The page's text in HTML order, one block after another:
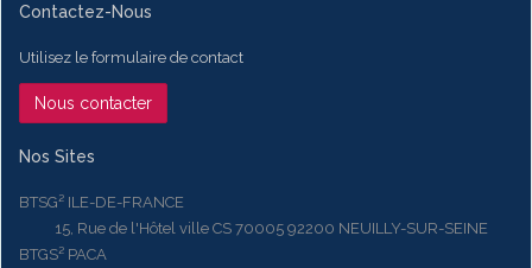
Contactez-Nous
Utilisez le formulaire de contact
Nous contacter
Nos Sites
BTSG² ILE-DE-FRANCE
15, Rue de l'Hôtel ville CS 70005 92200 NEUILLY-SUR-SEINE
BTGS² PACA